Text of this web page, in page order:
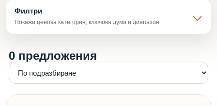
Филтри
Покажи ценова категория, ключова дума и диапазон
0 предложения